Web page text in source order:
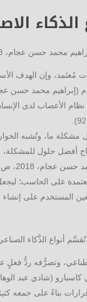
الذكاء
أنواع الذكاء الاصطناعي تنقسم إلى:
مُعتَمد، وإن الهدف
محمد حسن عجام، 2018،
الأعصاب لدى
ما، وتُشبه
أفضل حلول
2018، ص 92).
على الحاسب؛
المستخدم على إنشاء
وتصرُّفه ردُّ فعلٍ
(شادي عبد الوهاب
بناءً على جمعه